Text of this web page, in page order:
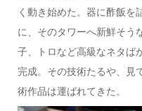
く動き始めた。器に酢飯を
に、そのタワーへ新鮮そう
子、トロなど高級なネタば
完成。その技術たるや、見
術作品は運ばれてきた。